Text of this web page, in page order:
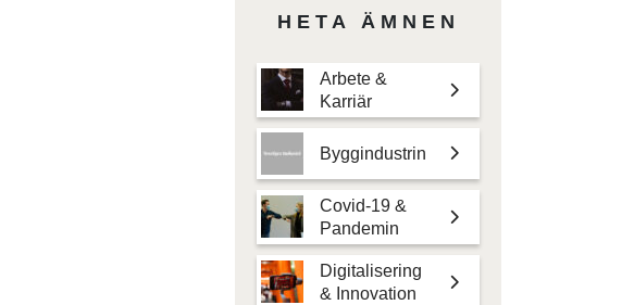
HETA ÄMNEN
Arbete &
Karriär
Byggindustrin
Covid-19 &
Pandemin
Digitalisering
& Innovation